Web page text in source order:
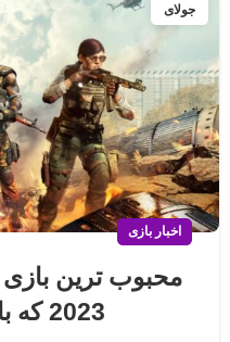
جولای
اخبار بازی
محبوب ترین
2023 که باید دنبال کنیم